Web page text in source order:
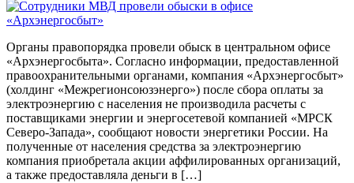
Органы правопорядка провели обыск в центральном офисе
«Архэнергосбыта». Согласно информации, предоставленной
правоохранительными органами, компания «Архэнергосбыт»
(холдинг «Межрегионсоюзэнерго») после сбора оплаты за
электроэнергию с населения не производила расчеты с
поставщиками энергии и энергосетевой компанией «МРСК
Северо-Запада», сообщают новости энергетики России. На
полученные от населения средства за электроэнергию
компания приобретала акции аффилированных организаций,
а также предоставляла деньги в […]